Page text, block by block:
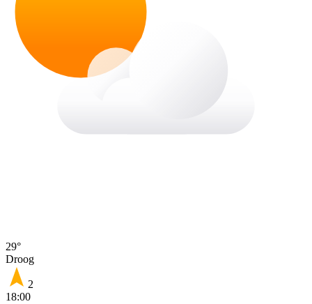
29°
Droog
2
18:00